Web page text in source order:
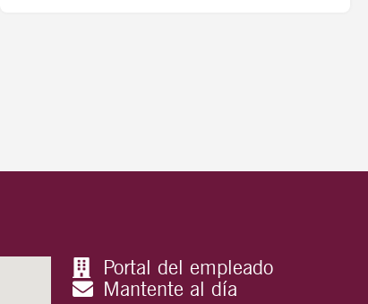
Portal del empleado
Mantente al día